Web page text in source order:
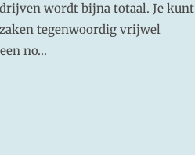
wordt bijna totaal. Je kunt
tegenwoordig vrijwel
no…